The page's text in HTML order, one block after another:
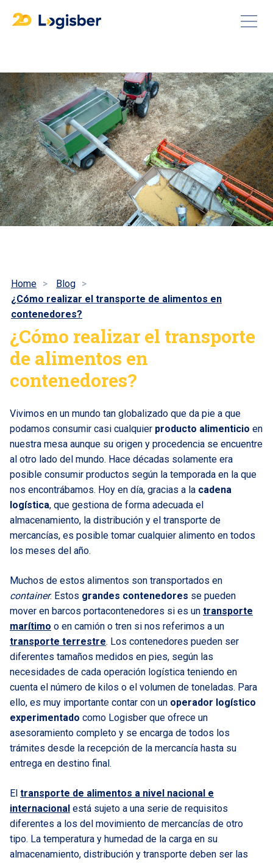
Home
Blog
¿Cómo realizar el transporte de alimentos en
contenedores?
¿Cómo realizar el transporte
de alimentos en
contenedores?
Vivimos en un mundo tan globalizado que da pie a que
podamos consumir casi cualquier producto alimenticio en
nuestra mesa aunque su origen y procedencia se encuentre
al otro lado del mundo. Hace décadas solamente era
posible consumir productos según la temporada en la que
nos encontrábamos. Hoy en día, gracias a la cadena
logística, que gestiona de forma adecuada el
almacenamiento, la distribución y el transporte de
mercancías, es posible tomar cualquier alimento en todos
los meses del año.
Muchos de estos alimentos son transportados en
container. Estos grandes contenedores se pueden
mover en barcos portacontenedores si es un transporte
marítimo o en camión o tren si nos referimos a un
transporte terrestre. Los contenedores pueden ser
diferentes tamaños medidos en pies, según las
necesidades de cada operación logística teniendo en
cuenta el número de kilos o el volumen de toneladas. Para
ello, es muy importante contar con un operador logístico
experimentado como Logisber que ofrece un
asesoramiento completo y se encarga de todos los
trámites desde la recepción de la mercancía hasta su
entrega en destino final.
El transporte de alimentos a nivel nacional e
internacional está sujeto a una serie de requisitos
diferentes a los del movimiento de mercancías de otro
tipo. La temperatura y humedad de la carga en su
almacenamiento, distribución y transporte deben ser las